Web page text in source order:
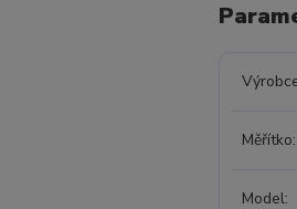
Měřítko
Model